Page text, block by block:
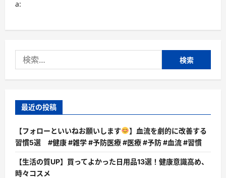
a:
索:
最近の投稿
【フォローといいねお願いします
】血流を劇的に改善する
習慣5選 #健康 #雑学 #予防医療 #医療 #予防 #血流 #習慣
【生活の質UP】買ってよかった日用品13選！健康意識高め、
時々コスメ